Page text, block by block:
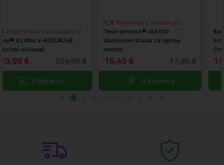
akcijskoj cijeni
Tech-protect® ULS100
Aluminijski stalak za laptop
srebrni
16,49 € 17,99 €
U košaricu
Baseus® CCMLC20A-01 Super
brzi auto punjač 2 x USB 45W 6A
14,99 € 15,99 €
U košaricu